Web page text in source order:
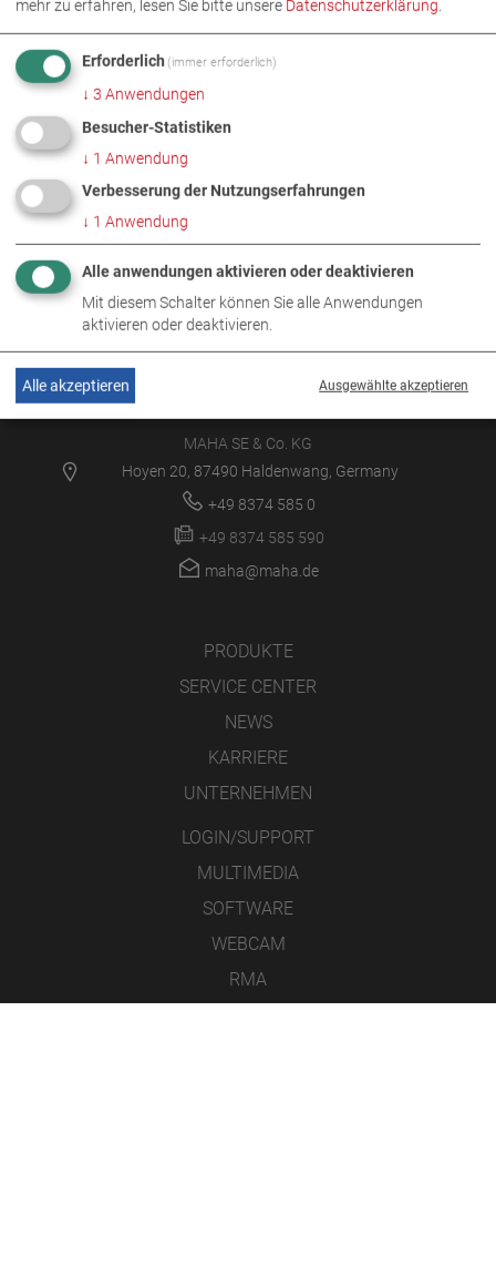
MAHA SE & Co. KG
Hoyen 20, 87490 Haldenwang, Germany
+49 8374 585 0
+49 8374 585 590
maha@maha.de
PRODUKTE
SERVICE CENTER
NEWS
KARRIERE
UNTERNEHMEN
LOGIN/SUPPORT
MULTIMEDIA
SOFTWARE
WEBCAM
RMA
mehr zu erfahren, lesen Sie bitte unsere Datenschutzerklärung.
Erforderlich (immer erforderlich)
↓ 3 Anwendungen
Besucher-Statistiken
↓ 1 Anwendung
Verbesserung der Nutzungserfahrungen
↓ 1 Anwendung
Alle anwendungen aktivieren oder deaktivieren
Mit diesem Schalter können Sie alle Anwendungen
aktivieren oder deaktivieren.
Ausgewählte akzeptieren
Alle akzeptieren